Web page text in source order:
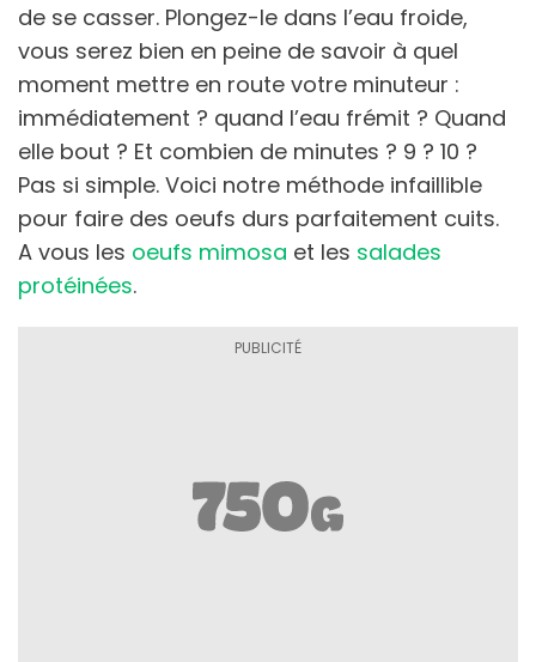
de se casser. Plongez-le dans l’eau froide,
vous serez bien en peine de savoir à quel
moment mettre en route votre minuteur :
immédiatement ? quand l’eau frémit ? Quand
elle bout ? Et combien de minutes ? 9 ? 10 ?
Pas si simple. Voici notre méthode infaillible
pour faire des oeufs durs parfaitement cuits.
A vous les oeufs mimosa et les salades
protéinées.